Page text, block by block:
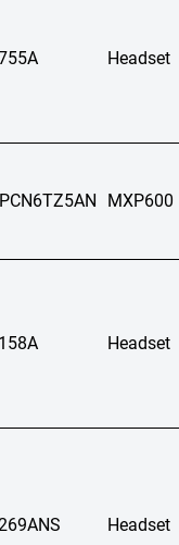
Headset
MXP600
Headset
Headset